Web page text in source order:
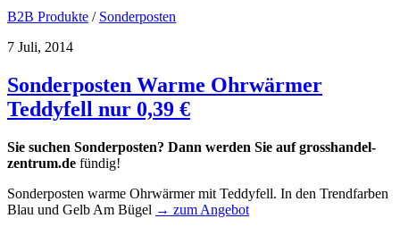
B2B Produkte / Sonderposten
7 Juli, 2014
Sonderposten Warme Ohrwärmer
Teddyfell nur 0,39 €
Sie suchen Sonderposten? Dann werden Sie aufgrosshandel-
zentrum.de fündig!
Sonderposten warme Ohrwärmer mit Teddyfell. In den Trendfarben
Blau und Gelb Am Bügel → zum Angebot